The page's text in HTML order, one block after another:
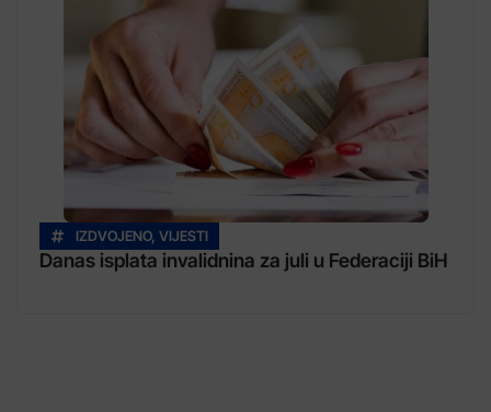
IZDVOJENO, VIJESTI
Danas isplata invalidnina za juli u Federaciji BiH